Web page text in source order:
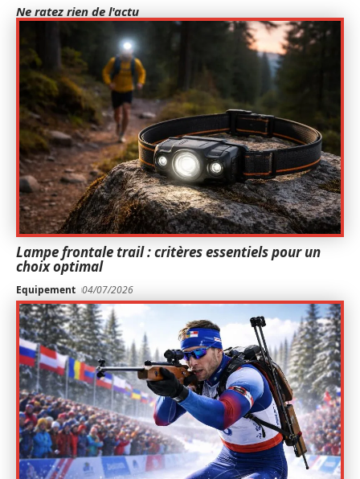
Ne ratez rien de l'actu
Lampe frontale trail : critères essentiels pour un
choix optimal
Equipement 04/07/2026